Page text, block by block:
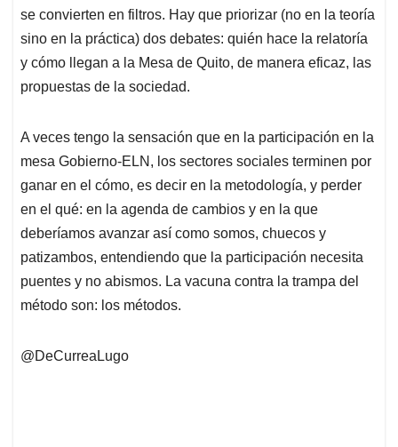
se convierten en filtros. Hay que priorizar (no en la teoría
sino en la práctica) dos debates: quién hace la relatoría
y cómo llegan a la Mesa de Quito, de manera eficaz, las
propuestas de la sociedad.
A veces tengo la sensación que en la participación en la
mesa Gobierno-ELN, los sectores sociales terminen por
ganar en el cómo, es decir en la metodología, y perder
en el qué: en la agenda de cambios y en la que
deberíamos avanzar así como somos, chuecos y
patizambos, entendiendo que la participación necesita
puentes y no abismos. La vacuna contra la trampa del
método son: los métodos.
@DeCurreaLugo